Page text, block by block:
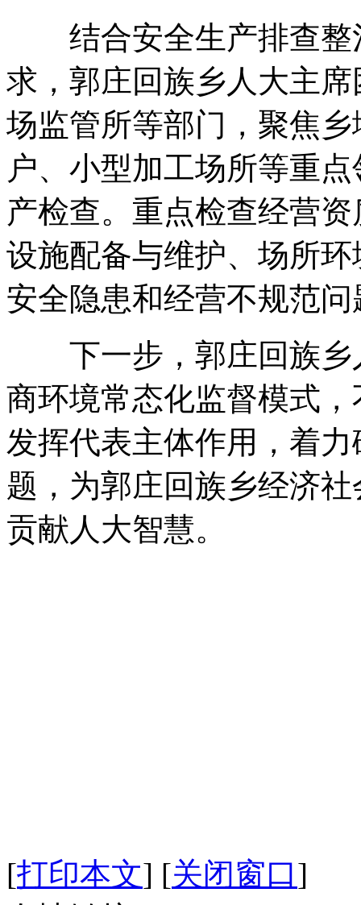
结合安全生产排查整
求，郭庄回族乡人大主
场监管所等部门，聚焦
户、小型加工场所等重
产检查。重点检查经营
设施配备与维护、场所
安全隐患和经营不规范问
下一步，郭庄回族乡
商环境常态化监督模式
发挥代表主体作用，着
题，为郭庄回族乡经济
贡献人大智慧。
[打印本文] [关闭窗口]